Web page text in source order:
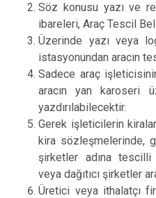
Söz konusu yazı ve
ibareleri, Araç Tescil
Üzerinde yazı veya
istasyonundan aracın
Sadece araç
aracın yan karoseri
yazdırılabilecektir.
Gerek işleticilerin
kira sözleşmelerinde,
şirketler adına
veya dağıtıcı şirketler
Üretici veya ithalatçı